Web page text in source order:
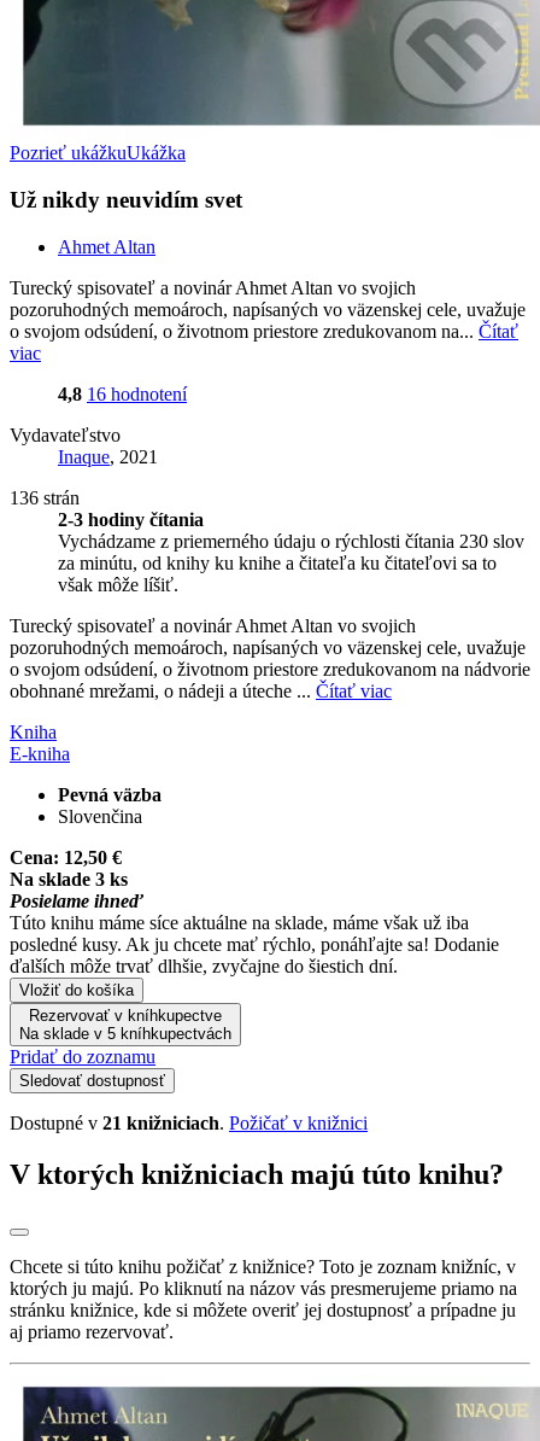
Pozrieť ukážkuUkážka
Už nikdy neuvidím svet
Ahmet Altan
Turecký spisovateľ a novinár Ahmet Altan vo svojich
pozoruhodných memoároch, napísaných vo väzenskej cele, uvažuje
o svojom odsúdení, o životnom priestore zredukovanom na... Čítať
viac
4,8 16 hodnotení
Vydavateľstvo
Inaque, 2021
136 strán
2-3 hodiny čítania
Vychádzame z priemerného údaju o rýchlosti čítania 230 slov
za minútu, od knihy ku knihe a čitateľa ku čitateľovi sa to
však môže líšiť.
Turecký spisovateľ a novinár Ahmet Altan vo svojich
pozoruhodných memoároch, napísaných vo väzenskej cele, uvažuje
o svojom odsúdení, o životnom priestore zredukovanom na nádvorie
obohnané mrežami, o nádeji a úteche ... Čítať viac
Kniha
E-kniha
Pevná väzba
Slovenčina
Cena: 12,50 €
Na sklade 3 ks
Posielame ihneď
Túto knihu máme síce aktuálne na sklade, máme však už iba
posledné kusy. Ak ju chcete mať rýchlo, ponáhľajte sa! Dodanie
ďalších môže trvať dlhšie, zvyčajne do šiestich dní.
Vložiť do košíka
Rezervovať v kníhkupectve
Na sklade v 5 kníhkupectvách
Pridať do zoznamu
Sledovať dostupnosť
Dostupné v 21 knižniciach. Požičať v knižnici
V ktorých knižniciach majú túto knihu?
Chcete si túto knihu požičať z knižnice? Toto je zoznam knižníc, v
ktorých ju majú. Po kliknutí na názov vás presmerujeme priamo na
stránku knižnice, kde si môžete overiť jej dostupnosť a prípadne ju
aj priamo rezervovať.